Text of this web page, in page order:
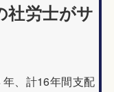
社労士がサ
、計16年間支配